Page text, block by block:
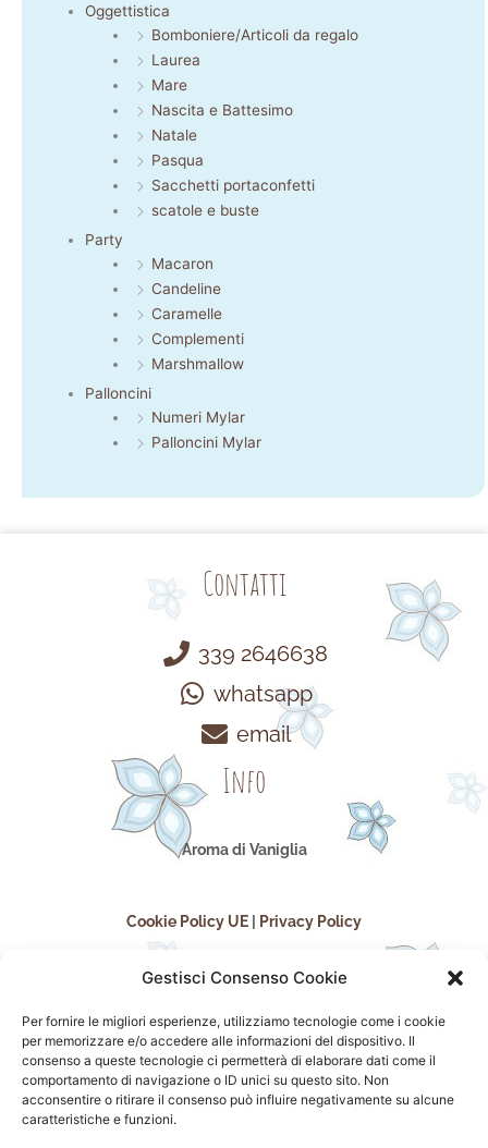
Gestisci Consenso Cookie
Per fornire le migliori esperienze, utilizziamo tecnologie come i cookie
per memorizzare e/o accedere alle informazioni del dispositivo. Il
consenso a queste tecnologie ci permetterà di elaborare dati come il
comportamento di navigazione o ID unici su questo sito. Non
acconsentire o ritirare il consenso può influire negativamente su alcune
caratteristiche e funzioni.
Oggettistica
Bomboniere/Articoli da regalo
Laurea
Mare
Nascita e Battesimo
Natale
Pasqua
Sacchetti portaconfetti
scatole e buste
Party
Macaron
Candeline
Caramelle
Complementi
Marshmallow
Palloncini
Numeri Mylar
Palloncini Mylar
Contatti
339 2646638
whatsapp
email
Info
Aroma di Vaniglia
Cookie Policy UE Privacy Policy
seguici sui social